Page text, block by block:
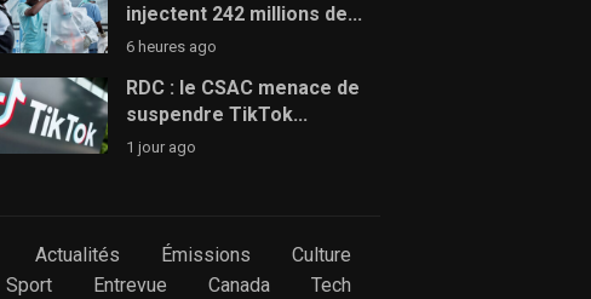
injectent 242 millions de...
6 heures ago
RDC : le CSAC menace de
suspendre TikTok...
1 jour ago
Actualités Émissions
Culture
Sport
Entrevue Canada Tech